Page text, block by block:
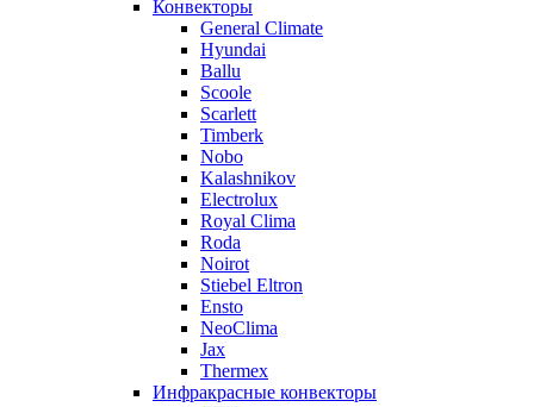
Конвекторы
General Climate
Hyundai
Ballu
Scoole
Scarlett
Timberk
Nobo
Kalashnikov
Electrolux
Royal Clima
Roda
Noirot
Stiebel Eltron
Ensto
NeoClima
Jax
Thermex
Инфракрасные конвекторы